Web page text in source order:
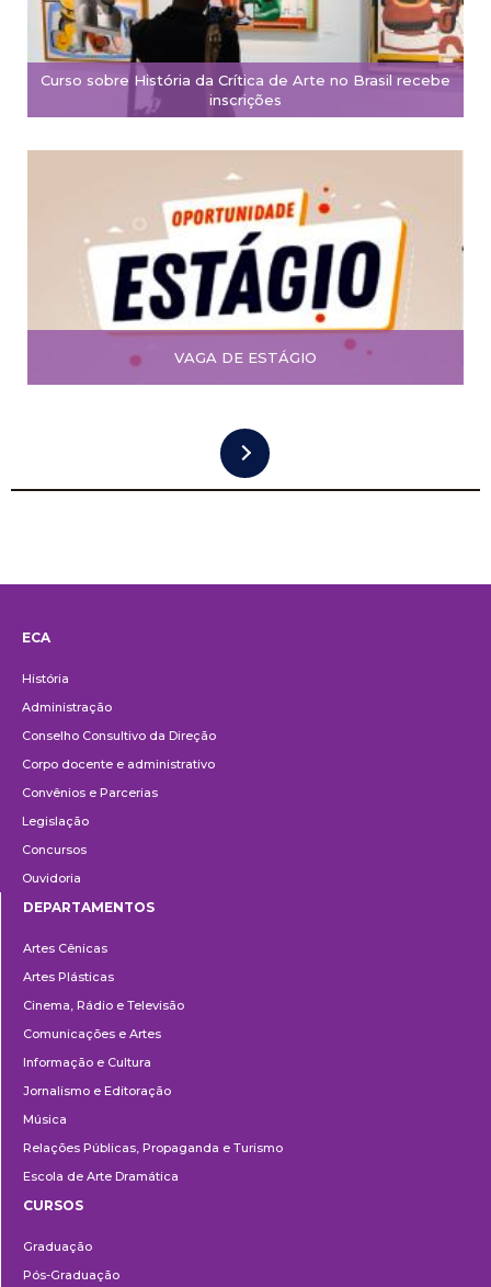
Curso sobre História da Crítica de Arte no Brasil recebe
inscrições
VAGA DE ESTÁGIO
ECA
História
Administração
Conselho Consultivo da Direção
Corpo docente e administrativo
Convênios e Parcerias
Legislação
Concursos
Ouvidoria
DEPARTAMENTOS
Artes Cênicas
Artes Plásticas
Cinema, Rádio e Televisão
Comunicações e Artes
Informação e Cultura
Jornalismo e Editoração
Música
Relações Públicas, Propaganda e Turismo
Escola de Arte Dramática
CURSOS
Graduação
Pós-Graduação